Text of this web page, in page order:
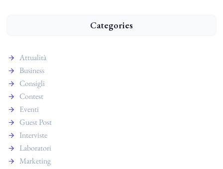
Categories
Attualità
Business
Consigli
Contest
Eventi
Guest Post
Interviste
Laboratori
Marketing